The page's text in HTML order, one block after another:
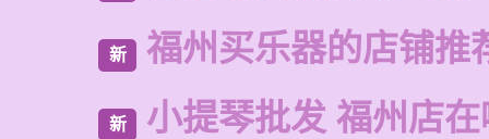
新 福州买乐器的店铺推
新 小提琴批发 福州店